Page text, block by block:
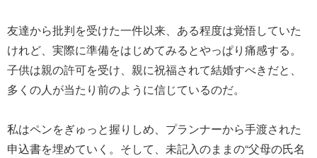
友達から批判を受けた一件以来、ある程度は覚悟していた
けれど、実際に準備をはじめてみるとやっぱり痛感する。
子供は親の許可を受け、親に祝福されて結婚すべきだと、
多くの人が当たり前のように信じているのだ。
私はペンをぎゅっと握りしめ、プランナーから手渡された
申込書を埋めていく。そして、未記入のままの“父母の氏名